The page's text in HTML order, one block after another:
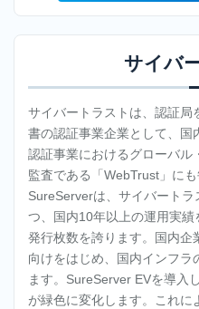
サ
ビ
ス
LGWAN
対応ク
ラウド
サービ
ス
サイバ
サイバートラストは、認証局
書の認証事業企業として、国
認証事業におけるグローバル
監査である「WebTrust」にも
SureServerは、サイバート
つ、国内10年以上の運用実
発行枚数を誇ります。国内企
向けをはじめ、国内インフラ
ます。SureServer EVを導入
が緑色に変化します。これに